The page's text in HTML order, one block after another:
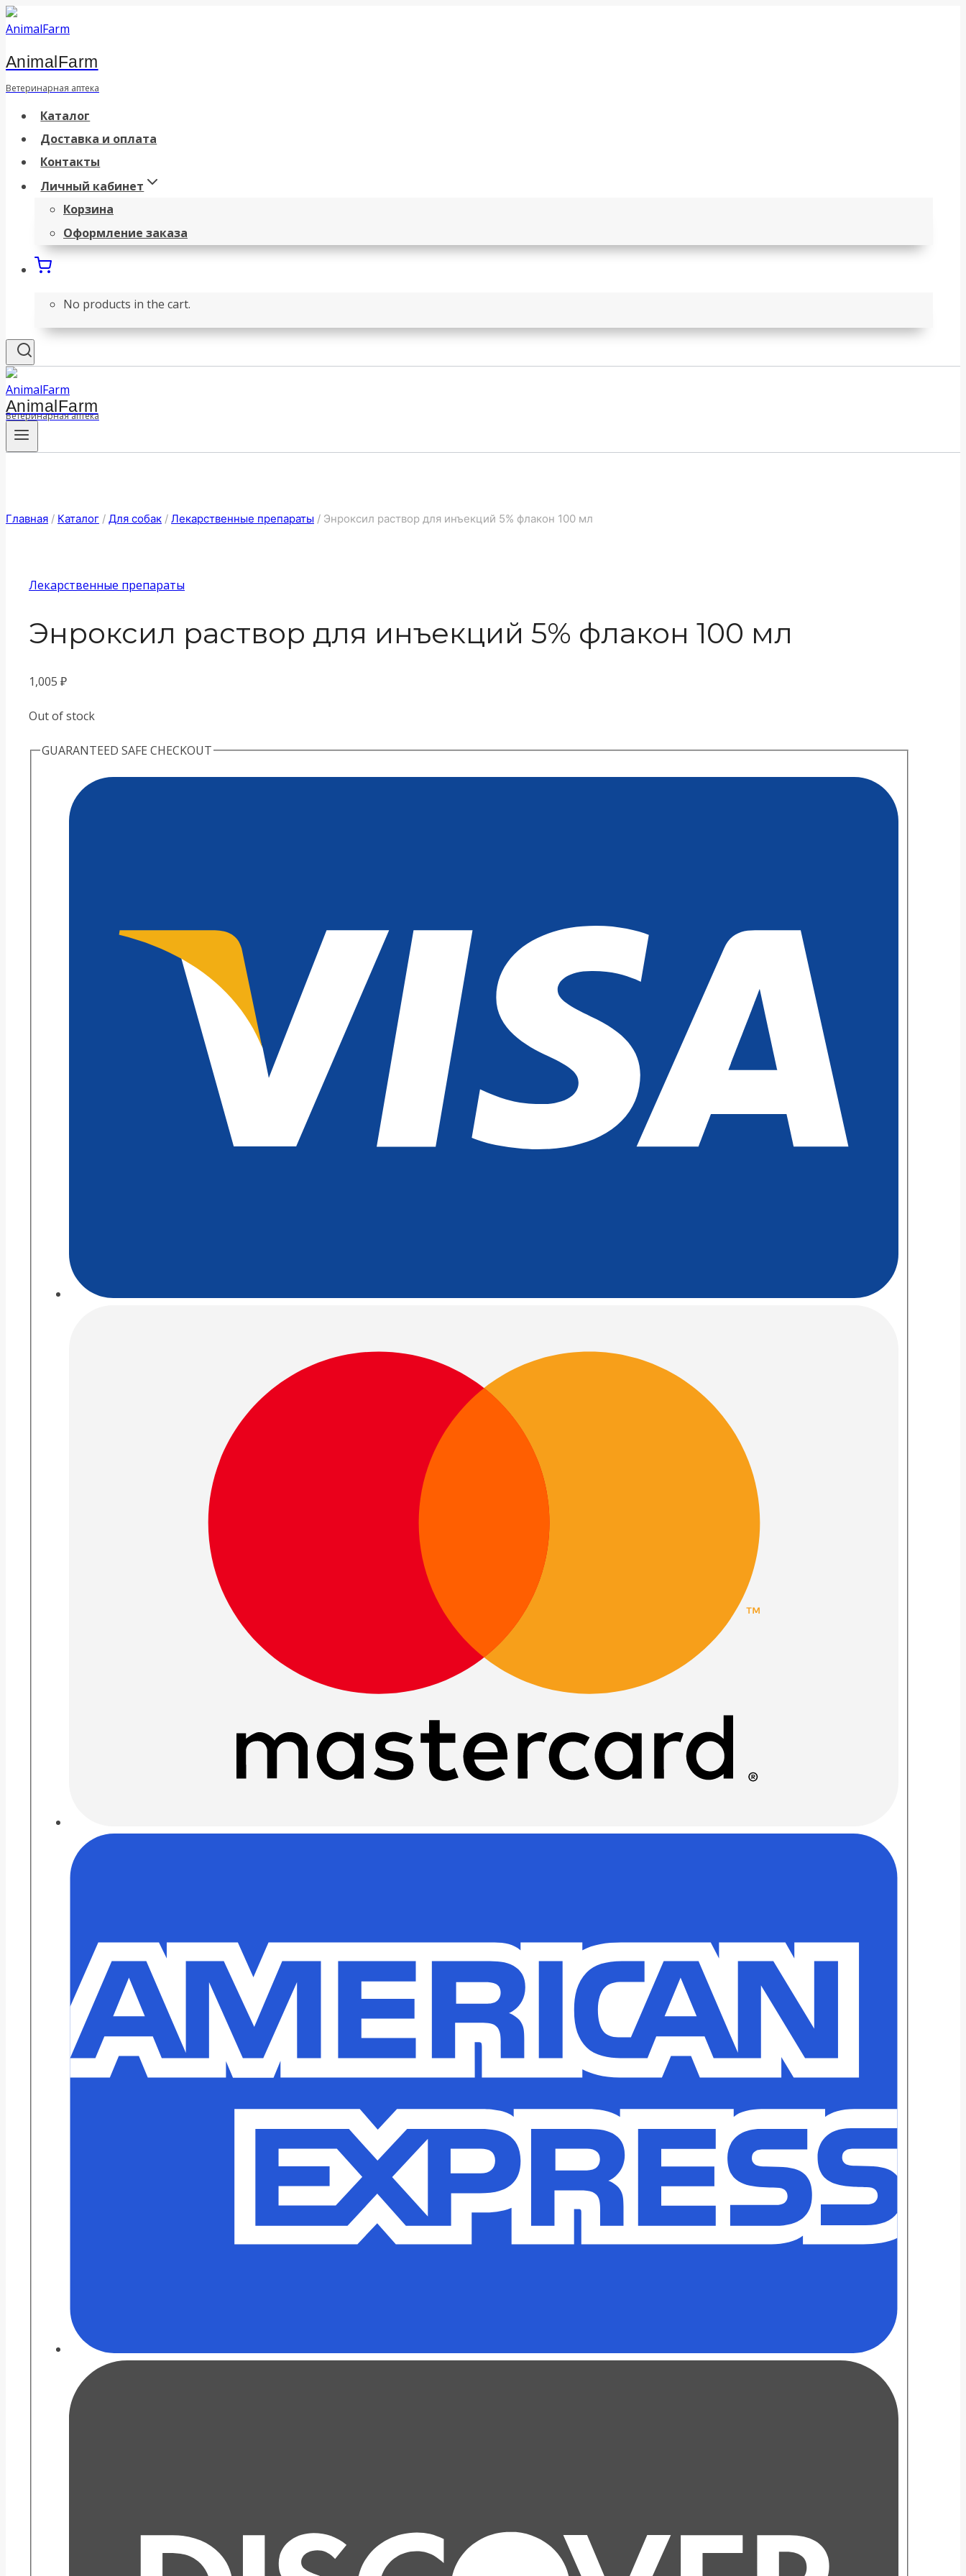
Перейти
к
содержанию
AnimalFarm
Ветеринарная аптека
Каталог
Доставка и оплата
Контакты
Личный кабинет
Корзина
Оформление заказа
No products in the cart.
AnimalFarm
Ветеринарная аптека
Главная / Каталог / Для собак / Лекарственные препараты / Энроксил раствор для инъекций 5% флакон 100 мл
Лекарственные препараты
Энроксил раствор для инъекций 5% флакон 100 мл
1,005 ₽
Out of stock
GUARANTEED SAFE CHECKOUT